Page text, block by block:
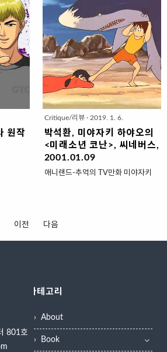
경영을 위한 처세술 교본..
화려한
적 영상
액션이
한 영
교복을
뜨이게
학원무
역사
다수의
분류
협이
션’에
르의 관
지니
부론손의 능숙한 이야기 전개. 1990
년대 초반 등장해서 밀레니언 셀러를
기록하고 스테디셀러로서의 위상을
획득한 작품이 이다. 이 작품의 주인
공 켄시 로우가 돌아왔다. ‘소년점프’
6백 만 부 판매 신화를 만들어내며 일
본 잡지만화의 황금기를 함께 했던 편
집장 호리에 노부히코와 한 배를 타고
귀환환 켄시 로우의 무대는 이다. 의
사에바 료와 카오리, 우리작품 의 한
비광도 함께 탄 청년 만화잡지 ‘코믹
번치’의 창간 소식은 전 세계 만화팬
의 최대 이슈로 떠오르고 있다. 199X
년 핵전쟁 후로 시작됐던 의 이야기는
원작
‘폭력
리타
刊)이
쇠다
서 선
Critique/리뷰· 2019. 1. 6.
박석환, 미야자키 하야오의
<미래소년 코난>, 씨네버스,
2001.01.09
애니랜드-추억의 TV만화 미야자키
수가 없었다. 초등학생 아이부터 중고
다른 방송국의 뉴스나 다큐멘터리를
등교 길에서는 그 '방송국을 폭파해버
이전 다음
801호
카테고리
About
Book